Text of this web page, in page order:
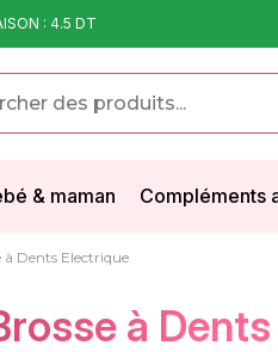
: 4.5 DT
& maman Compléments
à Dents Electrique
à